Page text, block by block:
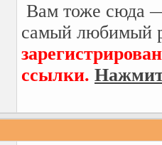
Вам тоже сюда
самый любимый
ссылки.